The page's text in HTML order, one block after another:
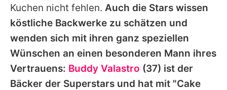
Nutzungsbedingungen
Utiq verwalten
Kuchen nicht fehlen. Auch die Stars wissen
köstliche Backwerke zu schätzen und
wenden sich mit ihren ganz speziellen
Wünschen an einen besonderen Mann ihres
Vertrauens: Buddy Valastro (37) ist der
Bäcker der Superstars und hat mit "Cake